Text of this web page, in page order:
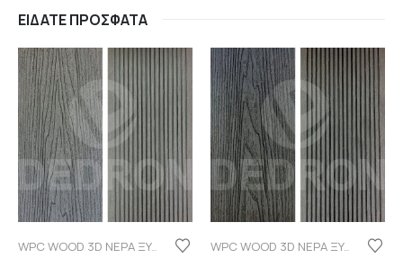
ΕΊΔΑΤΕ ΠΡΌΣΦΑΤΑ
WPC WOOD 3D ΝΕΡΑ ΞΥΛΟΥ WPC WOOD 3D ΝΕΡΑ ΞΥΛΟΥ